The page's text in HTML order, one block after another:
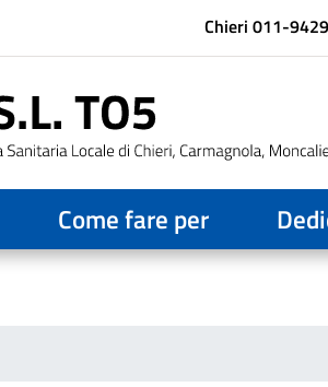
Chieri 011-
Come fare per